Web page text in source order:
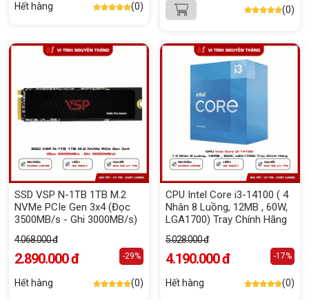
Hết hàng (0) (0)
SSD VSP N-1TB 1TB M.2
NVMe PCIe Gen 3x4 (Đọc
3500MB/s - Ghi 3000MB/s)
4.068.000 đ
2.890.000 đ -29%
Hết hàng (0)
CPU Intel Core i3-14100 ( 4
Nhân 8 Luồng, 12MB , 60W,
LGA1700) Tray Chính Hãng
5.028.000 đ
4.190.000 đ -17%
Hết hàng (0)